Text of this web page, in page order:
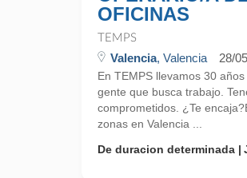
OFICINAS
TEMPS
Valencia, Valencia 28/
En TEMPS llevamos 30
gente que busca trabajo.
comprometidos. ¿Te
zonas en Valencia ...
De duracion determinada